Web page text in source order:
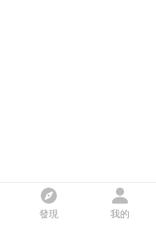
發現 我的